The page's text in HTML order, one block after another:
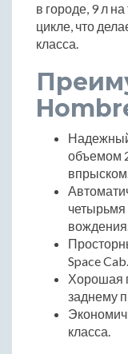
в городе, 9 л
цикле, что
класса.
объемом
Space Cab.
Хорошая
заднему
класса.